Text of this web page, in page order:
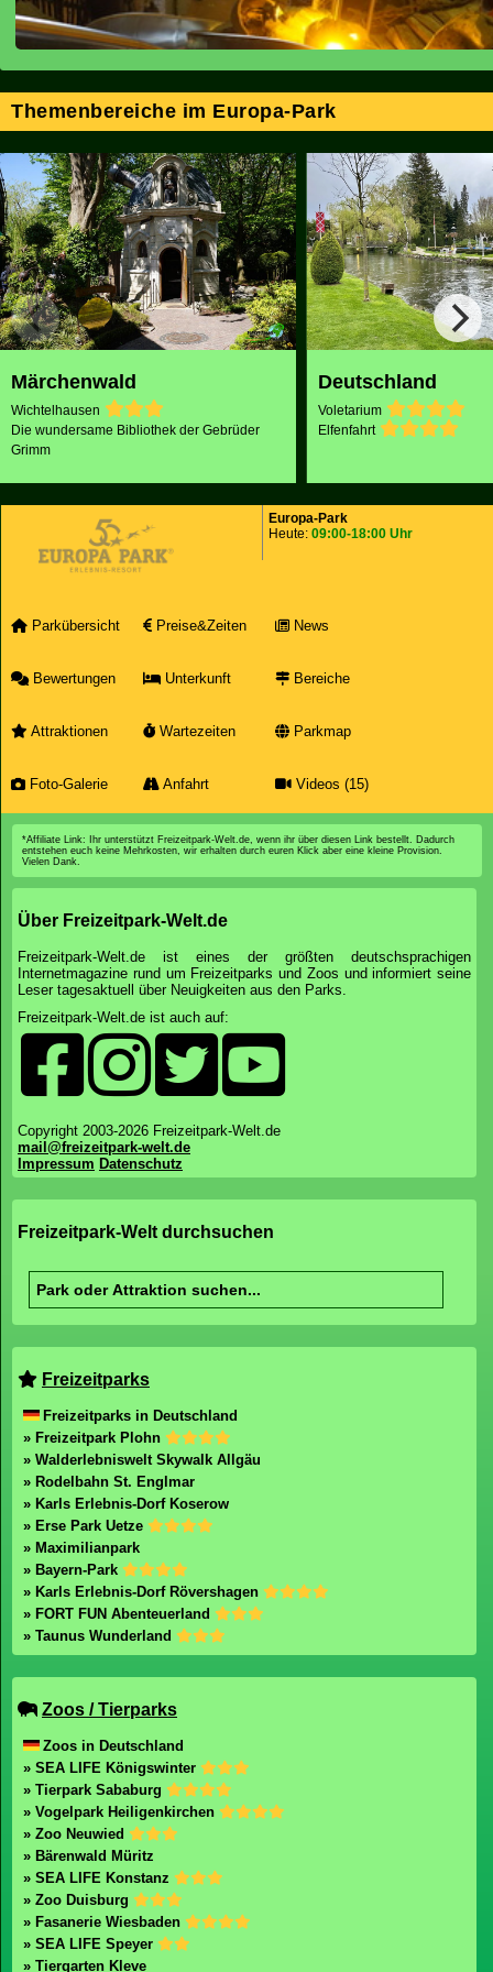
Themenbereiche im Europa-Park
Märchenwald
Wichtelhausen
Die wundersame Bibliothek der Gebrüder
Grimm
Deutschland
Voletarium
Elfenfahrt
Europa-Park
Heute: 09:00-18:00 Uhr
Parkübersicht Preise&Zeiten News
Bewertungen Unterkunft Bereiche
Attraktionen Wartezeiten Parkmap
Foto-Galerie Anfahrt Videos (15)
*Affiliate Link: Ihr unterstützt Freizeitpark-Welt.de, wenn ihr über diesen Link bestellt. Dadurch
entstehen euch keine Mehrkosten, wir erhalten durch euren Klick aber eine kleine Provision.
Vielen Dank.
Über Freizeitpark-Welt.de
Freizeitpark-Welt.de ist eines der größten deutschsprachigen
Internetmagazine rund um Freizeitparks und Zoos und informiert seine
Leser tagesaktuell über Neuigkeiten aus den Parks.
Freizeitpark-Welt.de ist auch auf:
Copyright 2003-2026 Freizeitpark-Welt.de
mail@freizeitpark-welt.de
Impressum Datenschutz
Freizeitpark-Welt durchsuchen
Freizeitparks
Freizeitparks in Deutschland
» Freizeitpark Plohn
» Walderlebniswelt Skywalk Allgäu
» Rodelbahn St. Englmar
» Karls Erlebnis-Dorf Koserow
» Erse Park Uetze
» Maximilianpark
» Bayern-Park
» Karls Erlebnis-Dorf Rövershagen
» FORT FUN Abenteuerland
» Taunus Wunderland
Zoos / Tierparks
Zoos in Deutschland
» SEA LIFE Königswinter
» Tierpark Sababurg
» Vogelpark Heiligenkirchen
» Zoo Neuwied
» Bärenwald Müritz
» SEA LIFE Konstanz
» Zoo Duisburg
» Fasanerie Wiesbaden
» SEA LIFE Speyer
» Tiergarten Kleve